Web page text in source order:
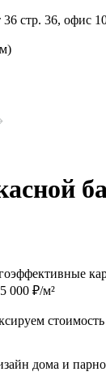
стр. 36, офис
000 ₽/м²
дома и